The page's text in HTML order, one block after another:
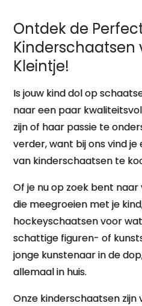
Ontdek de
Kinderschaatsen
Kleintje!
Is jouw kind dol op
naar een paar
zijn of haar passie te
verder, want bij ons vind
van kinderschaatsen te
Of je nu op zoek bent
die meegroeien met je
hockeyschaatsen voor
schattige figuren- of
jonge kunstenaar in de
allemaal in huis.
Onze kinderschaatsen